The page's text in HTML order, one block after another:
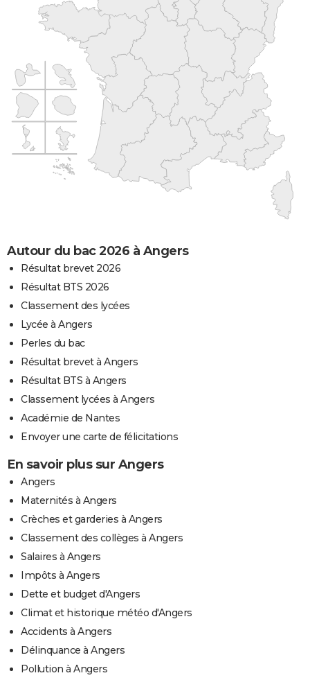
Autour du bac 2026 à Angers
Résultat brevet 2026
Résultat BTS 2026
Classement des lycées
Lycée à Angers
Perles du bac
Résultat brevet à Angers
Résultat BTS à Angers
Classement lycées à Angers
Académie de Nantes
Envoyer une carte de félicitations
En savoir plus sur Angers
Angers
Maternités à Angers
Crèches et garderies à Angers
Classement des collèges à Angers
Salaires à Angers
Impôts à Angers
Dette et budget d'Angers
Climat et historique météo d'Angers
Accidents à Angers
Délinquance à Angers
Pollution à Angers